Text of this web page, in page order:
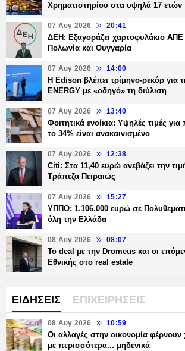
Χρηματιστηρίου στα υψηλά 17 ετών
07 Αυγ 2026 20:41
ΔΕΗ: Εξαγοράζει χαρτοφυλάκιο
Πολωνία και Ουγγαρία
07 Αυγ 2026 14:00
Η Edison βλέπει τρίμηνο-ρεκόρ για
ENERGY με «οδηγό» τη διύλιση
07 Αυγ 2026 13:40
Φοιτητικά ενοίκια: Υψηλές τιμές
το 34% είναι ανακαινισμένο
07 Αυγ 2026 12:38
Citi: Στα 11,40 ευρώ ανεβάζει την
Τράπεζα Πειραιώς
07 Αυγ 2026 15:27
ΥΠΠΟ: 1.106.000 ευρώ σε
όλη την Ελλάδα
08 Αυγ 2026 08:07
Το deal με την Dromeus και οι
Εθνικής στο real estate
ΕΙΔΗΣΕΙΣ ΕΠΙΧΕΙΡΗΣΕΙΣ
08 Αυγ 2026 10:59
Οι αλλαγές στην οικονομία φέρνουν
με περισσότερα... μηδενικά